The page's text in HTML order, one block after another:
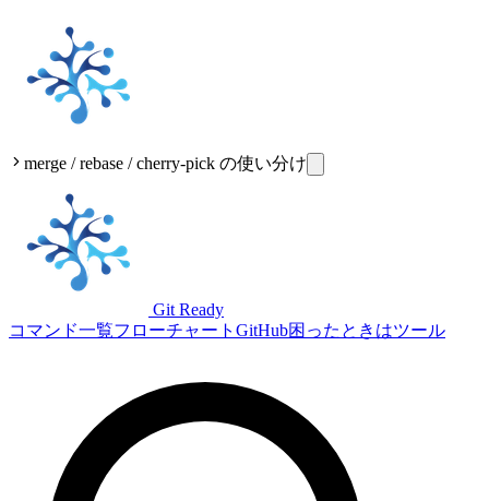
merge / rebase / cherry-pick の使い分け
Git Ready
コマンド一覧フローチャート GitHub困ったときはツール